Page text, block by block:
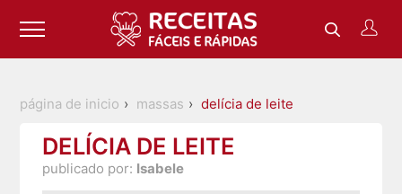
página de inicio massas delícia de leite
DELÍCIA DE LEITE
publicado por: Isabele